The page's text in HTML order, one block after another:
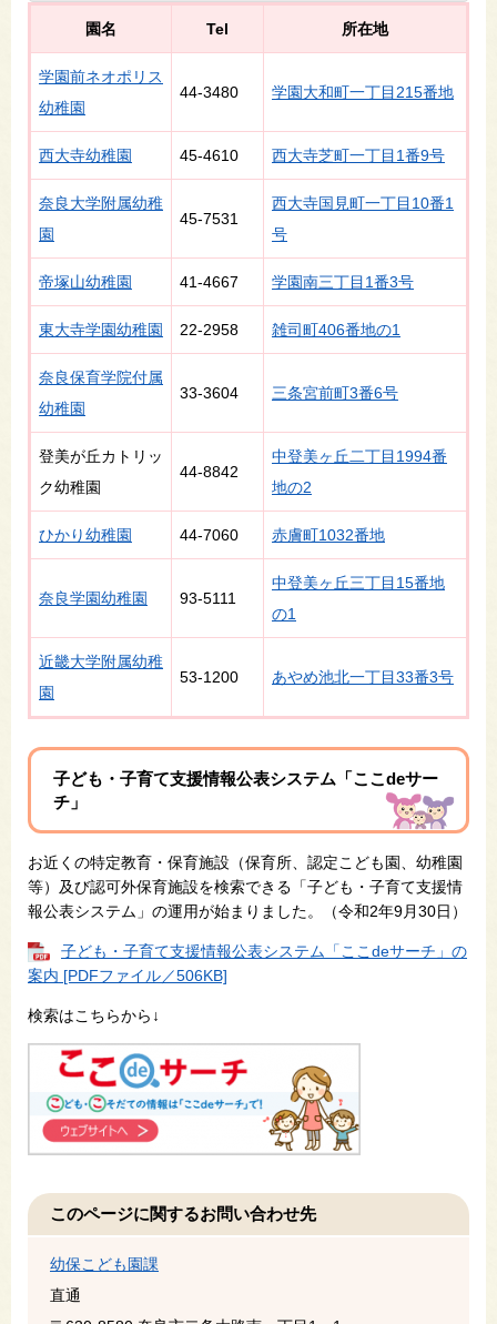
園名 Tel 所在地
学園前ネオポリス
幼稚園
44-3480 学園大和町一丁目215番地
西大寺幼稚園 45-4610 西大寺芝町一丁目1番9号
奈良大学附属幼稚
園
45-7531
西大寺国見町一丁目10番1
号
帝塚山幼稚園 41-4667 学園南三丁目1番3号
東大寺学園幼稚園 22-2958 雑司町406番地の1
奈良保育学院付属
幼稚園
33-3604 三条宮前町3番6号
登美が丘カトリッ
ク幼稚園
44-8842
中登美ヶ丘二丁目1994番
地の2
ひかり幼稚園 44-7060 赤膚町1032番地
奈良学園幼稚園 93-5111
中登美ヶ丘三丁目15番地
の1
近畿大学附属幼稚
園
53-1200 あやめ池北一丁目33番3号
子ども・子育て支援情報公表システム「ここdeサー
チ」
お近くの特定教育・保育施設（保育所、認定こども園、幼稚園
等）及び認可外保育施設を検索できる「子ども・子育て支援情
報公表システム」の運用が始まりました。（令和2年9月30日）
子ども・子育て支援情報公表システム「ここdeサーチ」の
案内 [PDFファイル／506KB]
検索はこちらから↓
このページに関するお問い合わせ先
幼保こども園課
直通